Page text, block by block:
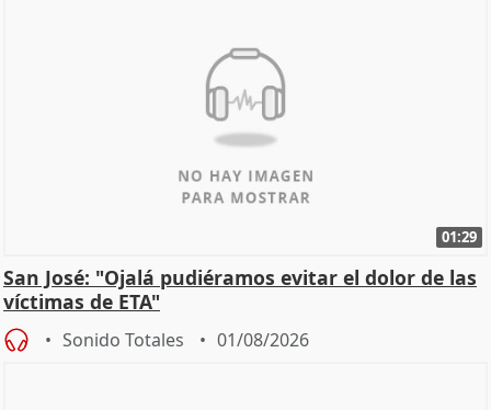
01:29
San José: "Ojalá pudiéramos evitar el dolor de las
víctimas de ETA"
Sonido Totales 01/08/2026